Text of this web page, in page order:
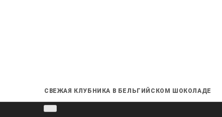
СВЕЖАЯ КЛУБНИКА В БЕЛЬГИЙСКОМ ШОКОЛАДЕ